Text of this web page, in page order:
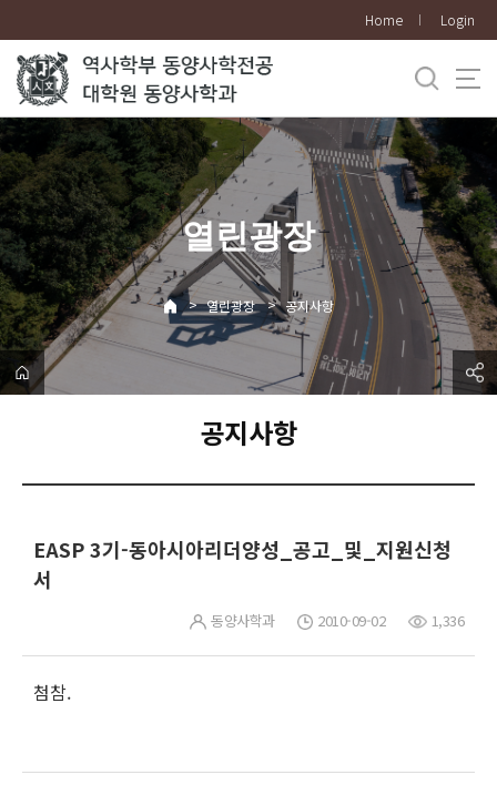
로
메
뉴
Home Login
열린광장
> 열린광장 > 공지사항
공지사항
EASP 3기-동아시아리더양성_공고_및_지원신청
서
동양사학과 2010-09-02 1,336
첨참.